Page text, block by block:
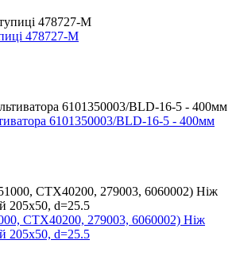
478727-M
6101350003/BLD-16-5 - 400мм
CTX40200, 279003, 6060002) Ніж
205х50, d=25.5